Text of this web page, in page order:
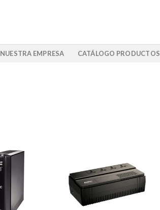
NUESTRA EMPRESA CATÁLOGO PRODUCTOS